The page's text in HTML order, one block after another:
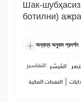
Шак-
ботилни)
অন্যান্য অনুবাদ প্রদর্শন
التفاسير: المُيسَّر
النفحات المكية |